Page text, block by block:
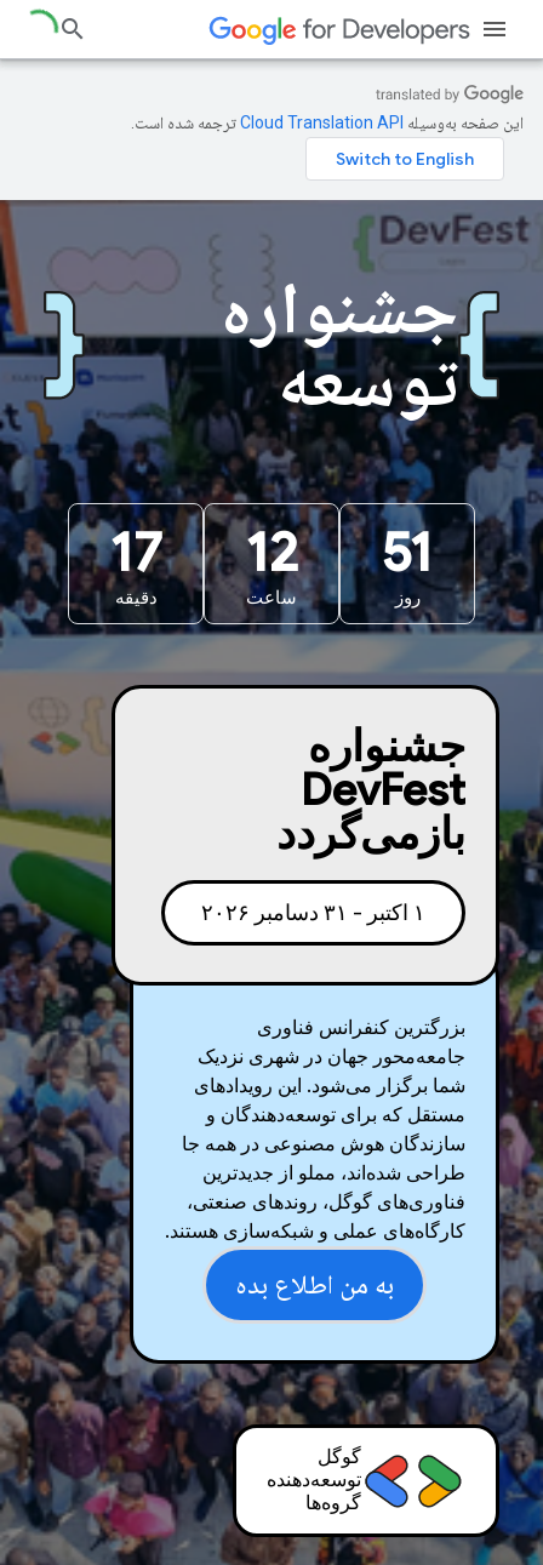
این صفحه به‌وسیله ترجمه شده است.
جشنواره
توسعه
51
روز
12
ساعت
17
دقیقه
جشنواره
DevFest
بازمی‌گردد
۱ اکتبر - ۳۱ دسامبر ۲۰۲۶
بزرگترین کنفرانس فناوری
جامعه‌محور جهان در شهری نزدیک
شما برگزار می‌شود. این رویدادهای
مستقل که برای توسعه‌دهندگان و
سازندگان هوش مصنوعی در همه جا
طراحی شده‌اند، مملو از جدیدترین
فناوری‌های گوگل، روندهای صنعتی،
کارگاه‌های عملی و شبکه‌سازی هستند.
به من اطلاع بده
گوگل
توسعه‌دهنده
گروه‌ها